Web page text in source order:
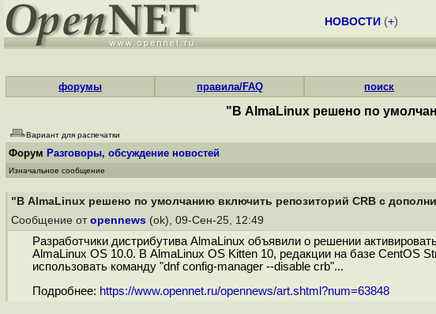
НОВОСТИ (+)
форумы правила/FAQ поиск
"В AlmaLinux решено по
Вариант для распечатки
Форум Разговоры, обсуждение новостей
Изначальное сообщение
"В AlmaLinux решено по умолчанию включить репозиторий CRB с
Сообщение от opennews (ok), 09-Сен-25, 12:49
Разработчики дистрибутива AlmaLinux объявили о решении
AlmaLinux OS 10.0. В AlmaLinux OS Kitten 10, редакции на базе CentOS
использовать команду "dnf config-manager --disable crb"...
Подробнее: https://www.opennet.ru/opennews/art.shtml?num=63848